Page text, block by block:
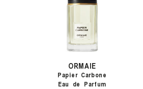
ORMAIE
Papier Carbone
Eau de Parfum